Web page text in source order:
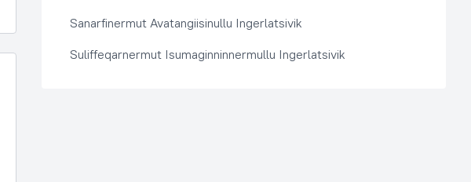
Sanarfinermut Avatangiisinullu Ingerlatsivik
Suliffeqarnermut Isumaginninnermullu Ingerlatsivik